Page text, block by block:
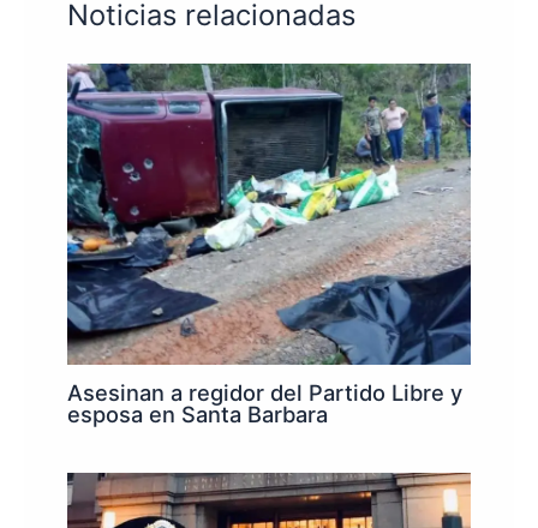
Noticias relacionadas
Asesinan a regidor del Partido Libre y
esposa en Santa Barbara